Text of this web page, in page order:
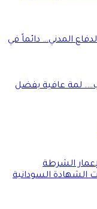
المدني… دائماً في
لمة عافية بفضل
الشرطة
الشهادة السودانية